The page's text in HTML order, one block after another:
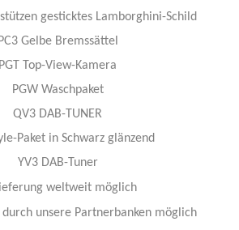
gesticktes Lamborghini-Schild
PC3 Gelbe Bremssättel
PGT Top-View-Kamera
PGW Waschpaket
QV3 DAB-TUNER
Paket in Schwarz glänzend
YV3 DAB-Tuner
weltweit möglich
durch unsere Partnerbanken möglich